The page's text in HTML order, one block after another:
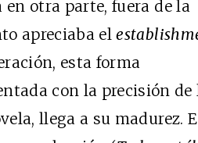
otra parte, fuera de la
apreciaba el
esta forma
con la precisión de
llega a su madurez.